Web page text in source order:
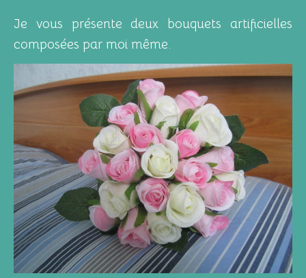
Je vous présente deux bouquets artificielles
composées par moi même.